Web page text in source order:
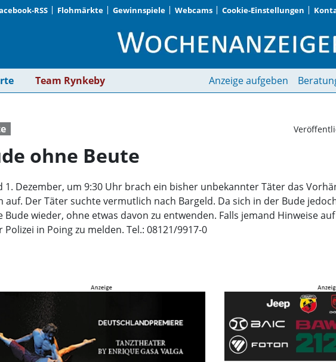
RSS Flohmärkte Gewinnspiele Webcams Cookie-Einstellungen
einer Marktbude
Team Rynkeby Anzeige aufgeben
ohne Beute
Dezember, um 9:30 Uhr brach ein bisher unbekannter Täter das
Der Täter suchte vermutlich nach Bargeld. Da sich in der Bude
wieder, ohne etwas davon zu entwenden. Falls jemand Hinweise
in Poing zu melden. Tel.: 08121/9917-0